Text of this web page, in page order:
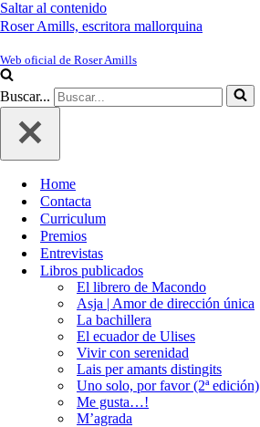
Saltar al contenido
Roser Amills, escritora mallorquina
Web oficial de Roser Amills
Buscar...
Home
Contacta
Curriculum
Premios
Entrevistas
Libros publicados
El librero de Macondo
Asja | Amor de dirección única
La bachillera
El ecuador de Ulises
Vivir con serenidad
Lais per amants distingits
Uno solo, por favor (2ª edición)
Me gusta…!
M’agrada